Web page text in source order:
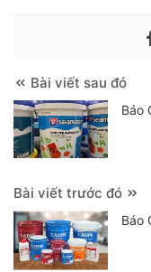
Bài viết sau đó
Báo
Bài viết trước đó
Báo